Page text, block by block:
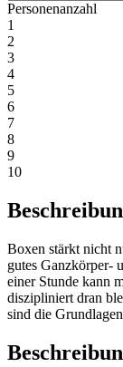
Personenanzahl
1
2
3
4
5
6
7
8
9
10
Boxen stärkt nicht
gutes Ganzkörper-
einer Stunde kann
diszipliniert dran
sind die